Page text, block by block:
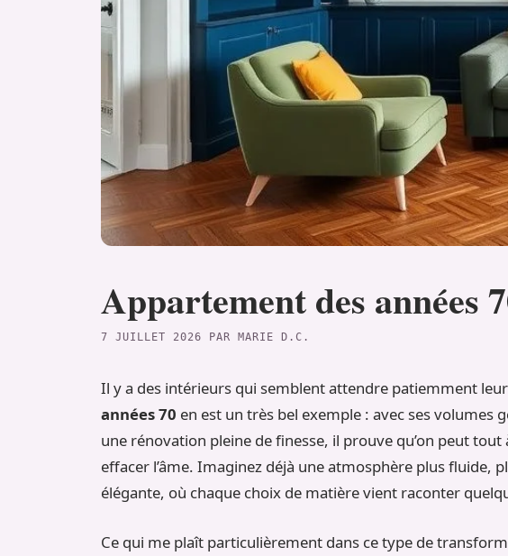
Appartement des années
7 JUILLET 2026 PAR MARIE D.C.
Il y a des intérieurs qui semblent attendre patiemment
années 70 en est un très bel exemple : avec ses volumes
une rénovation pleine de finesse, il prouve qu’on peut
effacer l’âme. Imaginez déjà une atmosphère plus fluide,
élégante, où chaque choix de matière vient raconter
Ce qui me plaît particulièrement dans ce type de